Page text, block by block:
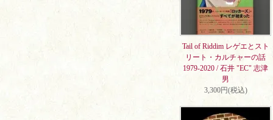
Tail of Riddim レゲエとスト
リート・カルチャーの話
1979-2020 / 石井 "EC" 志津
男
3,300円(税込)